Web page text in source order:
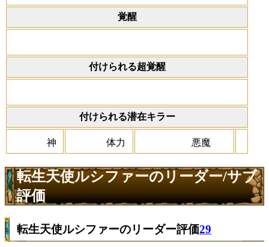
覚醒
付けられる超覚醒
付けられる潜在キラー
神 体力 悪魔
転生天使ルシファーのリーダー/サブ
評価
転生天使ルシファーのリーダー評価29